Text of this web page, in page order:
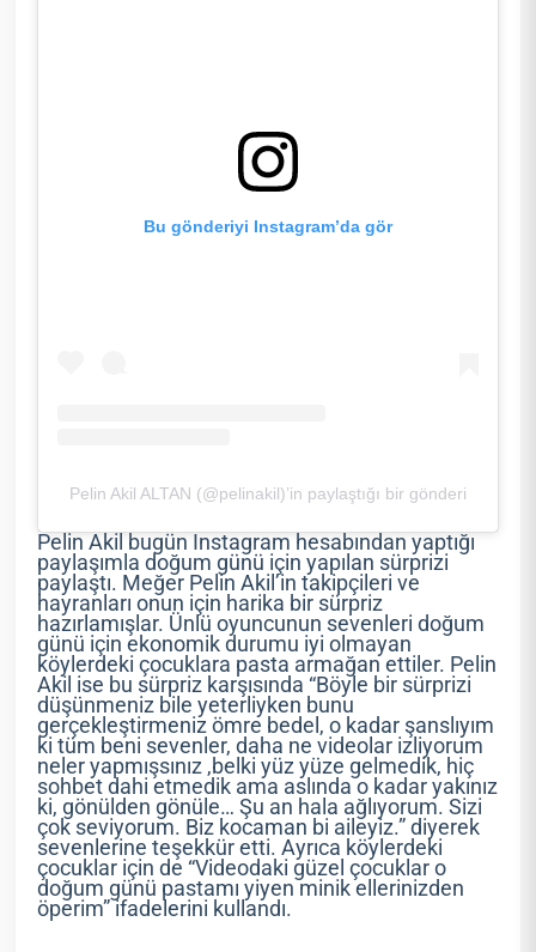
Bu gönderiyi Instagram’da gör
Pelin Akil ALTAN (@pelinakil)’in paylaştığı bir gönderi
Pelin Akil bugün Instagram hesabından yaptığı
paylaşımla doğum günü için yapılan sürprizi
paylaştı. Meğer Pelin Akil’in takipçileri ve
hayranları onun için harika bir sürpriz
hazırlamışlar. Ünlü oyuncunun sevenleri doğum
günü için ekonomik durumu iyi olmayan
köylerdeki çocuklara pasta armağan ettiler. Pelin
Akil ise bu sürpriz karşısında “Böyle bir sürprizi
düşünmeniz bile yeterliyken bunu
gerçekleştirmeniz ömre bedel, o kadar şanslıyım
ki tüm beni sevenler, daha ne videolar izliyorum
neler yapmışsınız ,belki yüz yüze gelmedik, hiç
sohbet dahi etmedik ama aslında o kadar yakınız
ki, gönülden gönüle… Şu an hala ağlıyorum. Sizi
çok seviyorum. Biz kocaman bi aileyiz.” diyerek
sevenlerine teşekkür etti. Ayrıca köylerdeki
çocuklar için de “Videodaki güzel çocuklar o
doğum günü pastamı yiyen minik ellerinizden
öperim” ifadelerini kullandı.